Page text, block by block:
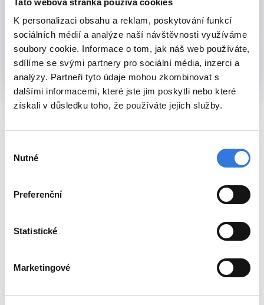
K personalizaci obsahu a reklam, poskytování funkcí
sociálních médií a analýze naší návštěvnosti využíváme
soubory cookie. Informace o tom, jak náš web používáte,
sdílíme se svými partnery pro sociální média, inzerci a
analýzy. Partneři tyto údaje mohou zkombinovat s
dalšími informacemi, které jste jim poskytli nebo které
získali v důsledku toho, že používáte jejich služby.
souhlasu
Nutné
Preferenční
Statistické
Marketingové
Mohu mít u sebe na pokoji
mobilní telefon?
Mohu sám na oddělení užívat
své léky?
s něčím poradit?
Napište nebo zavolejte,